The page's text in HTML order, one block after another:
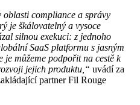
oblasti compliance a správy
je škálovatelný a vysoce
silnou exekuci: z jednoho
SaaS platformu s jasným
je můžeme podpořit na cestě k
jejich produktu,“ uvádí za
partner Fil Rouge